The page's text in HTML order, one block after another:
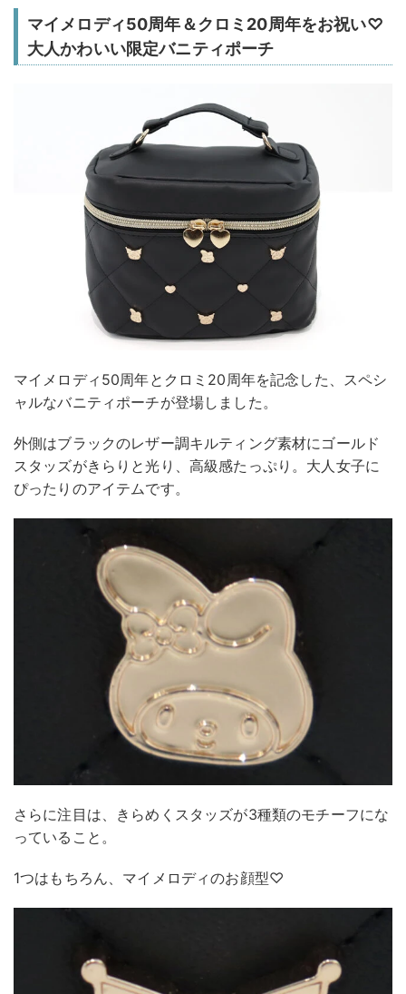
マイメロディ50周年＆クロミ20周年をお祝い♡
大人かわいい限定バニティポーチ
マイメロディ50周年とクロミ20周年を記念した、スペシ
ャルなバニティポーチが登場しました。
外側はブラックのレザー調キルティング素材にゴールド
スタッズがきらりと光り、高級感たっぷり。大人女子に
ぴったりのアイテムです。
さらに注目は、きらめくスタッズが3種類のモチーフにな
っていること。
1つはもちろん、マイメロディのお顔型♡